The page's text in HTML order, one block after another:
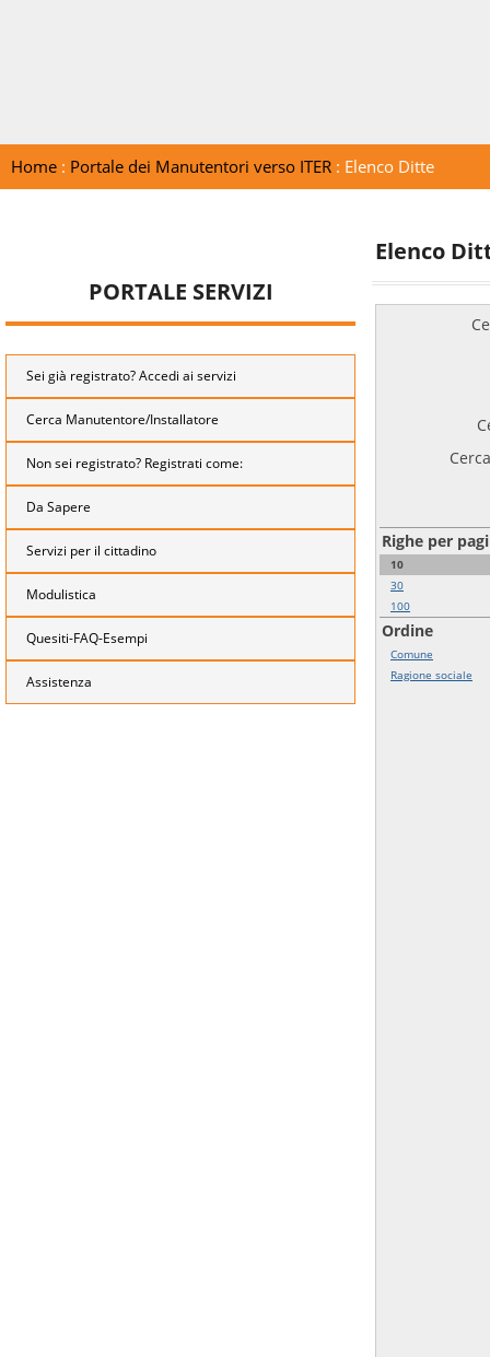
Home: Portale dei Manutentori verso ITER: Elenco Ditte
PORTALE SERVIZI
Sei già registrato? Accedi ai servizi
Cerca Manutentore/Installatore
Non sei registrato? Registrati come:
Da Sapere
Servizi per il cittadino
Modulistica
Quesiti-FAQ-Esempi
Assistenza
Elenco
Righe per
10
30
100
Ordine
Comune
Ragione sociale